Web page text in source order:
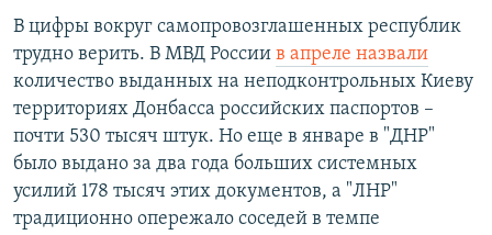
В цифры вокруг самопровозглашенных республик
трудно верить. В МВД России в апреле назвали
количество выданных на неподконтрольных Киеву
территориях Донбасса российских паспортов –
почти 530 тысяч штук. Но еще в январе в "ДНР"
было выдано за два года больших системных
усилий 178 тысяч этих документов, а "ЛНР"
традиционно опережало соседей в темпе